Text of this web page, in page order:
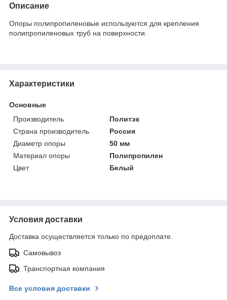
Описание
Опоры полипропиленовые используются для крепления
полипропиленовых труб на поверхности.
Характеристики
Основные
Производитель
Политэк
Страна производитель
Россия
Диаметр опоры
50 мм
Материал опоры
Полипропилен
Цвет
Белый
Условия доставки
Доставка осуществляется только по предоплате.
Самовывоз
Транспортная компания
Все условия доставки